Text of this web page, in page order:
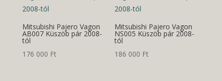
Mitsubishi Pajero Vagon
AB007 Küszöb pár 2008-
tól
176 000 Ft
Mitsubishi Pajero Vagon
NS005 Küszöb pár 2008-
tól
186 000 Ft